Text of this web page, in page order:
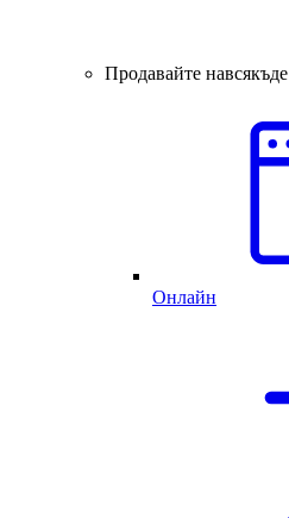
Продавайте навсякъде
Онлайн